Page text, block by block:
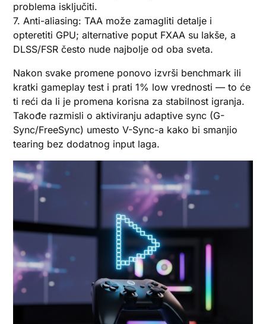
problema isključiti.
7. Anti-aliasing: TAA može zamagliti detalje i
opteretiti GPU; alternative poput FXAA su lakše, a
DLSS/FSR često nude najbolje od oba sveta.
Nakon svake promene ponovo izvrši benchmark ili
kratki gameplay test i prati 1% low vrednosti — to će
ti reći da li je promena korisna za stabilnost igranja.
Takođe razmisli o aktiviranju adaptive sync (G-
Sync/FreeSync) umesto V-Sync-a kako bi smanjio
tearing bez dodatnog input laga.